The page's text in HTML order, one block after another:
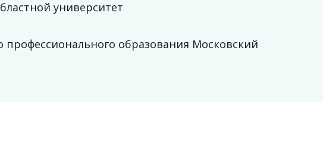
университет
профессионального образования Московский